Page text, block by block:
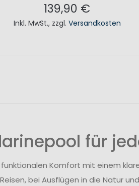
139,90 €
Inkl. MwSt., zzgl. Versandkosten
für
Komfort mit einem
bei Ausflügen in die Natur